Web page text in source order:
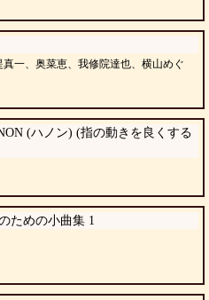
一、奥菜恵、我修院達也、横山めぐ
(ハノン) (指の動きを良くする
ための小曲集 1